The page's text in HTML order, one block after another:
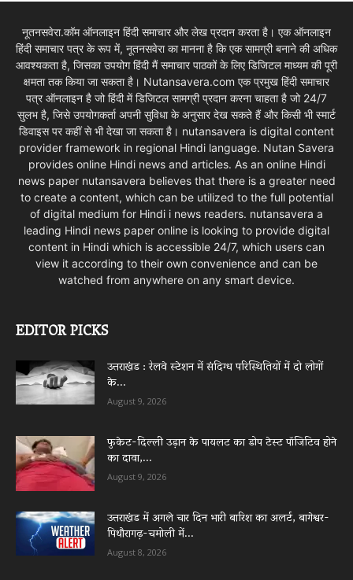
नूतनसवेरा.कॉम ऑनलाइन हिंदी समाचार और लेख प्रदान करता है। एक ऑनलाइन
हिंदी समाचार पत्र के रूप में, नूतनसवेरा का मानना है कि एक सामग्री बनाने की अधिक
आवश्यकता है, जिसका उपयोग हिंदी मैं समाचार पाठकों के लिए डिजिटल माध्यम की पूरी
क्षमता तक किया जा सकता है। Nutansavera.com एक प्रमुख हिंदी समाचार
पत्र ऑनलाइन है जो हिंदी में डिजिटल सामग्री प्रदान करना चाहता है जो 24/7
सुलभ है, जिसे उपयोगकर्ता अपनी सुविधा के अनुसार देख सकते हैं और किसी भी स्मार्ट
डिवाइस पर कहीं से भी देखा जा सकता है। nutansavera is digital content
provider framework in regional Hindi language. Nutan Savera
provides online Hindi news and articles. As an online Hindi
news paper nutansavera believes that there is a greater need
to create a content, which can be utilized to the full potential
of digital medium for Hindi i news readers. nutansavera a
leading Hindi news paper online is looking to provide digital
content in Hindi which is accessible 24/7, which users can
view it according to their own convenience and can be
watched from anywhere on any smart device.
EDITOR PICKS
उत्तराखंड : रेलवे स्टेशन में संदिग्ध परिस्थितियों में दो लोगों
के...
August 9, 2026
फुकेट-दिल्ली उड़ान के पायलट का डोप टेस्ट पॉजिटिव होने
का दावा,...
August 9, 2026
उत्तराखंड में अगले चार दिन भारी बारिश का अलर्ट, बागेश्वर-
पिथौरागढ़-चमोली में...
August 8, 2026